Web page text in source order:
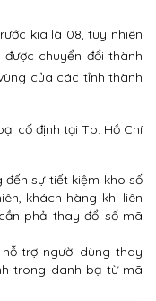
kia là 08, tuy nhiên
chuyển đổi thành
của các tỉnh thành
cố định tại Tp. Hồ Chí
sự tiết kiệm kho số
khách hàng khi liên
phải thay đổi số mã
trợ người dùng thay
trong danh bạ từ mã